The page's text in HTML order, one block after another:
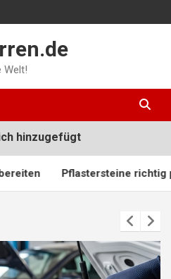
Welt!
hinzugefügt
richtig pflegen: Reinigung,